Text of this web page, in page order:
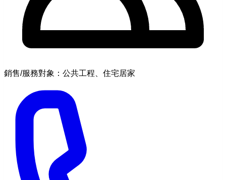
銷售/服務對象：公共工程、住宅居家